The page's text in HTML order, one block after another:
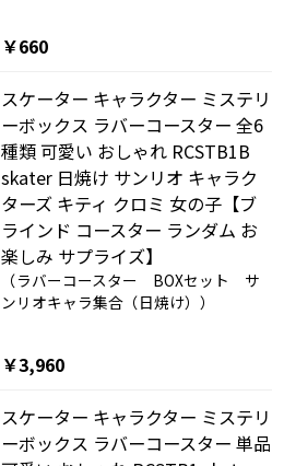
￥660
スケーター キャラクター ミステリ
ーボックス ラバーコースター 全6
種類 可愛い おしゃれ RCSTB1B
skater 日焼け サンリオ キャラク
ターズ キティ クロミ 女の子【ブ
ラインド コースター ランダム お
楽しみ サプライズ】
（ラバーコースター BOXセット サ
ンリオキャラ集合（日焼け））
￥3,960
スケーター キャラクター ミステリ
ーボックス ラバーコースター 単品